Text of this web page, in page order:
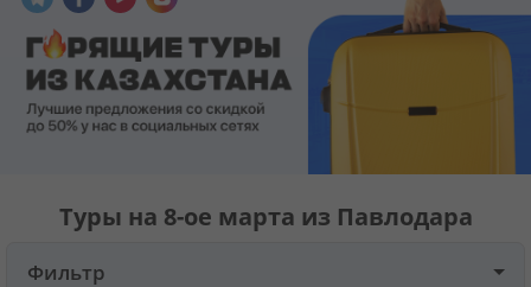
Горящие туры
Цены на туры
Туры
Туры на 8-ое марта из Павлодара
Фильтр